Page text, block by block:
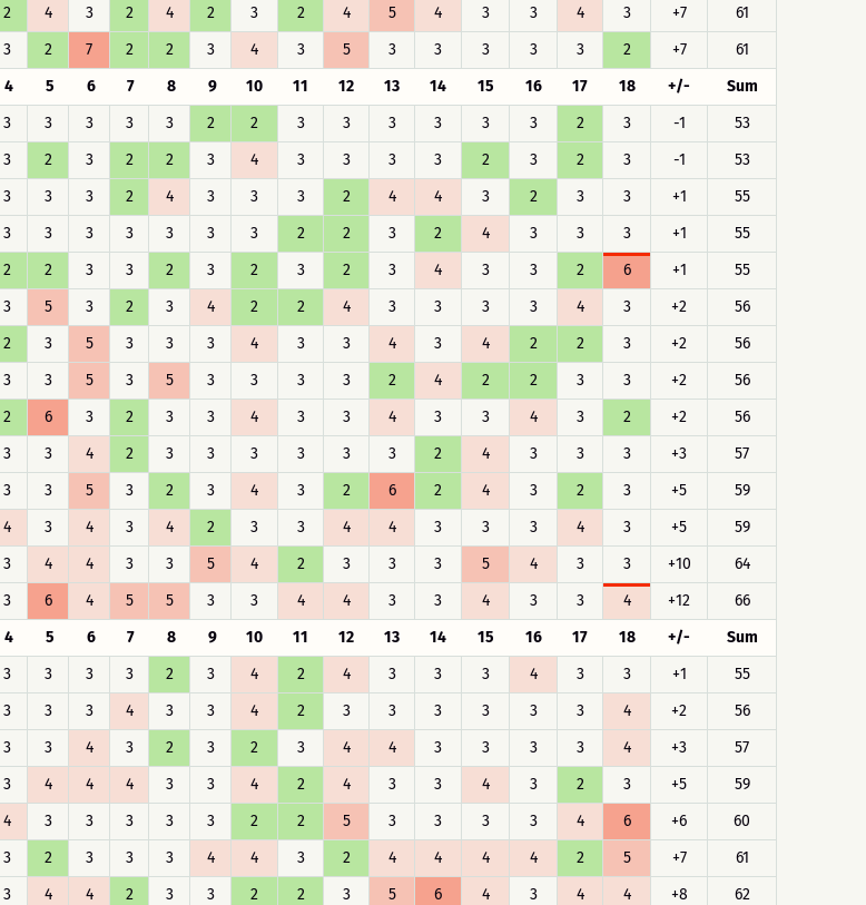
2 4 3 2 4 2 3 2 4 5 4 3 3 4 3 +7
61
3 2 7 2 2 3 4 3 5 3 3 3 3 3 2 +7
61
4 5 6 7 8 9 10 11 12 13 14 15 16 17 18 +/-
Sum
3 3 3 3 3 2 2 3 3 3 3 3 3 2 3 -1
53
3 2 3 2 2 3 4 3 3 3 3 2 3 2 3 -1
53
3 3 3 2 4 3 3 3 2 4 4 3 2 3 3 +1
55
3 3 3 3 3 3 3 2 2 3 2 4 3 3 3 +1
55
2 2 3 3 2 3 2 3 2 3 4 3 3 2 6 +1
55
3 5 3 2 3 4 2 2 4 3 3 3 3 4 3 +2
56
2 3 5 3 3 3 4 3 3 4 3 4 2 2 3 +2
56
3 3 5 3 5 3 3 3 3 2 4 2 2 3 3 +2
56
2 6 3 2 3 3 4 3 3 4 3 3 4 3 2 +2
56
3 3 4 2 3 3 3 3 3 3 2 4 3 3 3 +3
57
3 3 5 3 2 3 4 3 2 6 2 4 3 2 3 +5
59
4 3 4 3 4 2 3 3 4 4 3 3 3 4 3 +5
59
3 4 4 3 3 5 4 2 3 3 3 5 4 3 3 +10
64
3 6 4 5 5 3 3 4 4 3 3 4 3 3 4 +12
66
4 5 6 7 8 9 10 11 12 13 14 15 16 17 18 +/-
Sum
3 3 3 3 2 3 4 2 4 3 3 3 4 3 3 +1
55
3 3 3 4 3 3 4 2 3 3 3 3 3 3 4 +2
56
3 3 4 3 2 3 2 3 4 4 3 3 3 3 4 +3
57
3 4 4 4 3 3 4 2 4 3 3 4 3 2 3 +5
59
4 3 3 3 3 3 2 2 5 3 3 3 3 4 6 +6
60
3 2 3 3 3 4 4 3 2 4 4 4 4 2 5 +7
61
3 4 4 2 3 3 2 2 3 5 6 4 3 4 4 +8
62